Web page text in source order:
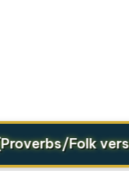
Folk verses)